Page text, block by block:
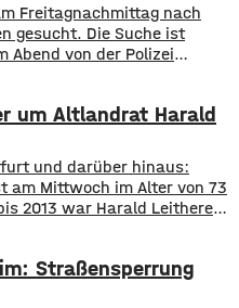
Freitagnachmittag nach
gesucht. Die Suche ist
Abend von der Polizei
die Gegend rund
um Altlandrat Harald
und darüber hinaus:
am Mittwoch im Alter von 73
2013 war Harald Leitherer
aber auch ein
mit einer Länge von über
führte der
Straßensperrung